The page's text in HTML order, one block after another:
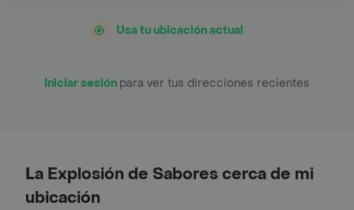
Usa tu ubicación actual
Iniciar sesión para ver tus direcciones recientes
La Explosión de Sabores cerca de mi
ubicación